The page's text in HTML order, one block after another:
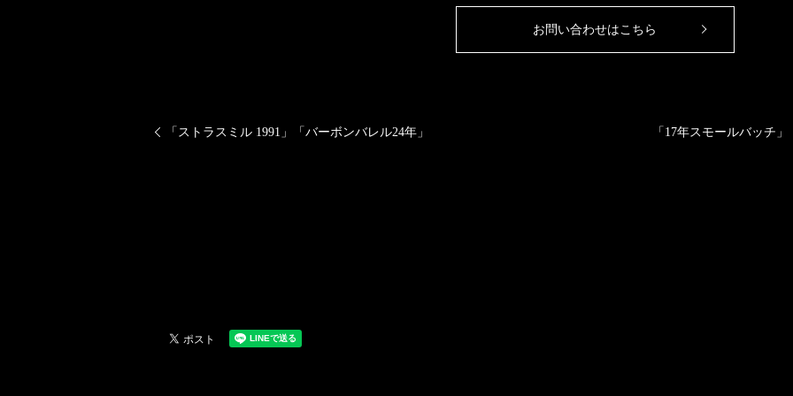
お問い合わせはこちら
「ストラスミル 1991」「バーボンバレル24年」 「17年スモールバッチ